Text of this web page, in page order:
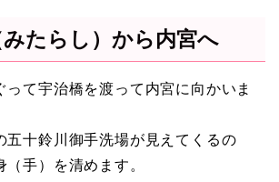
たらし）から内宮へ
って宇治橋を渡って内宮に向かいま
五十鈴川御手洗場が見えてくるの
手）を清めます。